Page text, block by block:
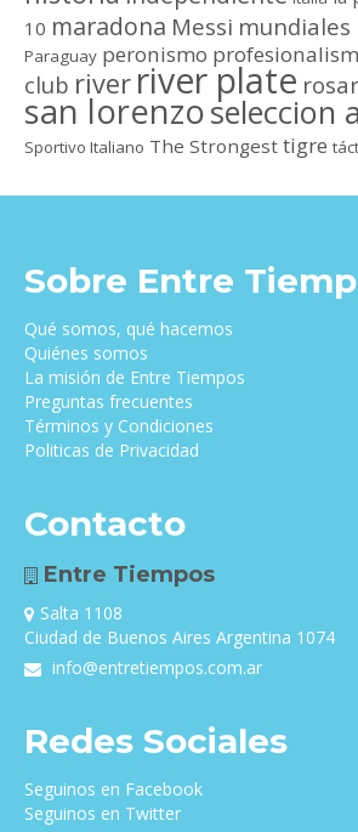
10 maradona Messi mundiales
Paraguay peronismo
club river river plate
san lorenzoseleccion
Sportivo Italiano The Strongest tigre
Sobre Entre
Qué somos, qué hacemos
Quiénes somos
La misión de Entre Tiempos
Preguntas frecuentes
Términos y Condiciones
Politicas de Privacidad
Contacto
Entre Tiempos
Salta 1108
Ciudad de Buenos Aires Argentina 1074
info@entretiempos.com.ar
Redes Sociales
Seguinos en Facebook
Seguinos en Twitter